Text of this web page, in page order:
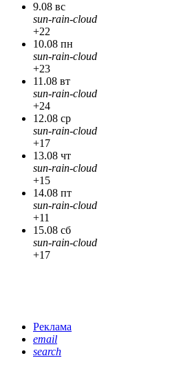
9.08 вс
sun-rain-cloud
+22
10.08 пн
sun-rain-cloud
+23
11.08 вт
sun-rain-cloud
+24
12.08 ср
sun-rain-cloud
+17
13.08 чт
sun-rain-cloud
+15
14.08 пт
sun-rain-cloud
+11
15.08 сб
sun-rain-cloud
+17
Реклама
email
search